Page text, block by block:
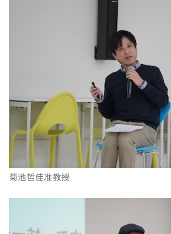
菊池哲佳准教授